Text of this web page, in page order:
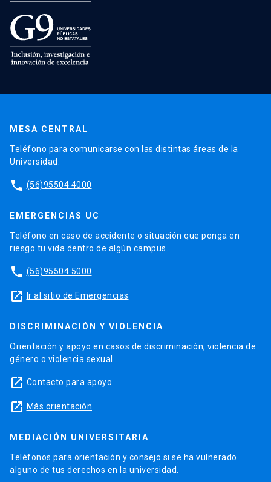
MESA CENTRAL
Teléfono para comunicarse con las distintas áreas de la
Universidad.
phone (56)95504 4000
EMERGENCIAS UC
Teléfono en caso de accidente o situación que ponga en
riesgo tu vida dentro de algún campus.
phone (56)95504 5000
launch Ir al sitio de Emergencias
DISCRIMINACIÓN Y VIOLENCIA
Orientación y apoyo en casos de discriminación, violencia de
género o violencia sexual.
launch Contacto para apoyo
launch Más orientación
MEDIACIÓN UNIVERSITARIA
Teléfonos para orientación y consejo si se ha vulnerado
alguno de tus derechos en la universidad.